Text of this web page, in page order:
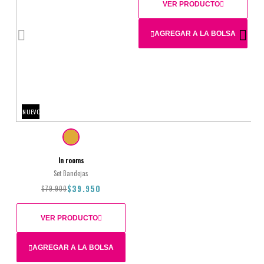
NUEVO
In rooms
Set Bandejas
$79.900$39.950
AGREGAR A LA BOLSA
VER PRODUCTO
AGREGAR A LA BOLSA
VER PRODUCTO